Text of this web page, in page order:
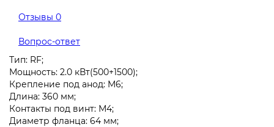
Отзывы 0
Вопрос-ответ
Тип: RF;
Мощность: 2.0 кВт(500+1500);
Крепление под анод: M6;
Длина: 360 мм;
Контакты под винт: М4;
Диаметр фланца: 64 мм;